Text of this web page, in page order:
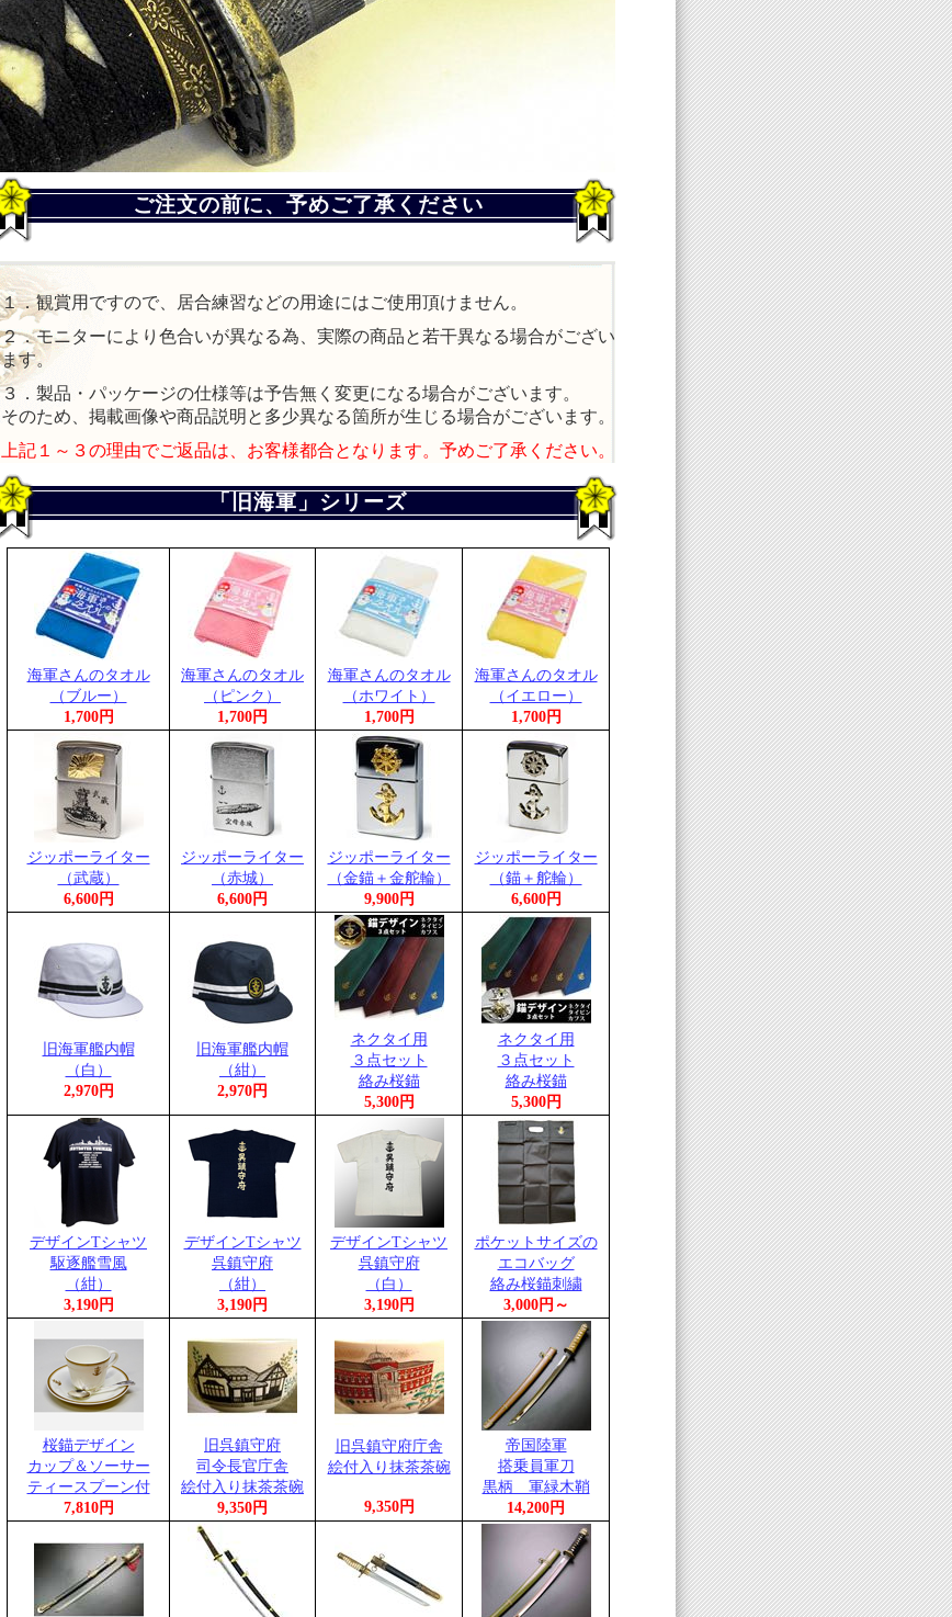
ご注文の前に、予めご了承ください
１．観賞用ですので、居合練習などの用途にはご使用頂けません。
２．モニターにより色合いが異なる為、実際の商品と若干異なる場合がござい
ます。
３．製品・パッケージの仕様等は予告無く変更になる場合がございます。
そのため、掲載画像や商品説明と多少異なる箇所が生じる場合がございます。
上記１～３の理由でご返品は、お客様都合となります。予めご了承ください。
「旧海軍」シリーズ
海軍さんのタオル
（ブルー）
1,700円
海軍さんのタオル
（ピンク）
1,700円
海軍さんのタオル
（ホワイト）
1,700円
海軍さんのタオル
（イエロー）
1,700円
ジッポーライター
（武蔵）
6,600円
ジッポーライター
（赤城）
6,600円
ジッポーライター
（金錨＋金舵輪）
9,900円
ジッポーライター
（錨＋舵輪）
6,600円
旧海軍艦内帽
（白）
2,970円
旧海軍艦内帽
（紺）
2,970円
ネクタイ用
３点セット
絡み桜錨
5,300円
ネクタイ用
３点セット
絡み桜錨
5,300円
デザインTシャツ
駆逐艦雪風
（紺）
3,190円
デザインTシャツ
呉鎮守府
（紺）
3,190円
デザインTシャツ
呉鎮守府
（白）
3,190円
ポケットサイズの
エコバッグ
絡み桜錨刺繍
3,000円～
桜錨デザイン
カップ＆ソーサー
ティースプーン付
7,810円
旧呉鎮守府
司令長官庁舎
絵付入り抹茶茶碗
9,350円
旧呉鎮守府庁舎
絵付入り抹茶茶碗
9,350円
帝国陸軍
搭乗員軍刀
黒柄 軍緑木鞘
14,200円